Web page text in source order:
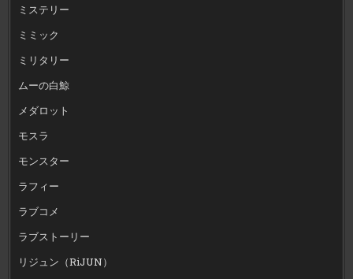
ミステリー
ミミック
ミリタリー
ムーの白鯨
メダロット
モスラ
モンスター
ラフィー
ラブコメ
ラブストーリー
リジュン（RiJUN）